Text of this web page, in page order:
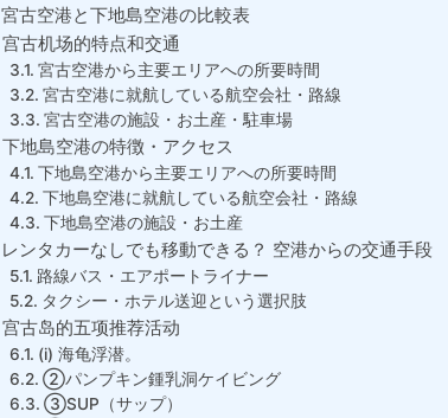
宮古空港と下地島空港の比較表
宫古机场的特点和交通
宮古空港から主要エリアへの所要時間
宮古空港に就航している航空会社・路線
宮古空港の施設・お土産・駐車場
下地島空港の特徴・アクセス
下地島空港から主要エリアへの所要時間
下地島空港に就航している航空会社・路線
下地島空港の施設・お土産
レンタカーなしでも移動できる？ 空港からの交通手段
路線バス・エアポートライナー
タクシー・ホテル送迎という選択肢
宫古岛的五项推荐活动
(i) 海龟浮潜。
②パンプキン鍾乳洞ケイビング
③SUP（サップ）